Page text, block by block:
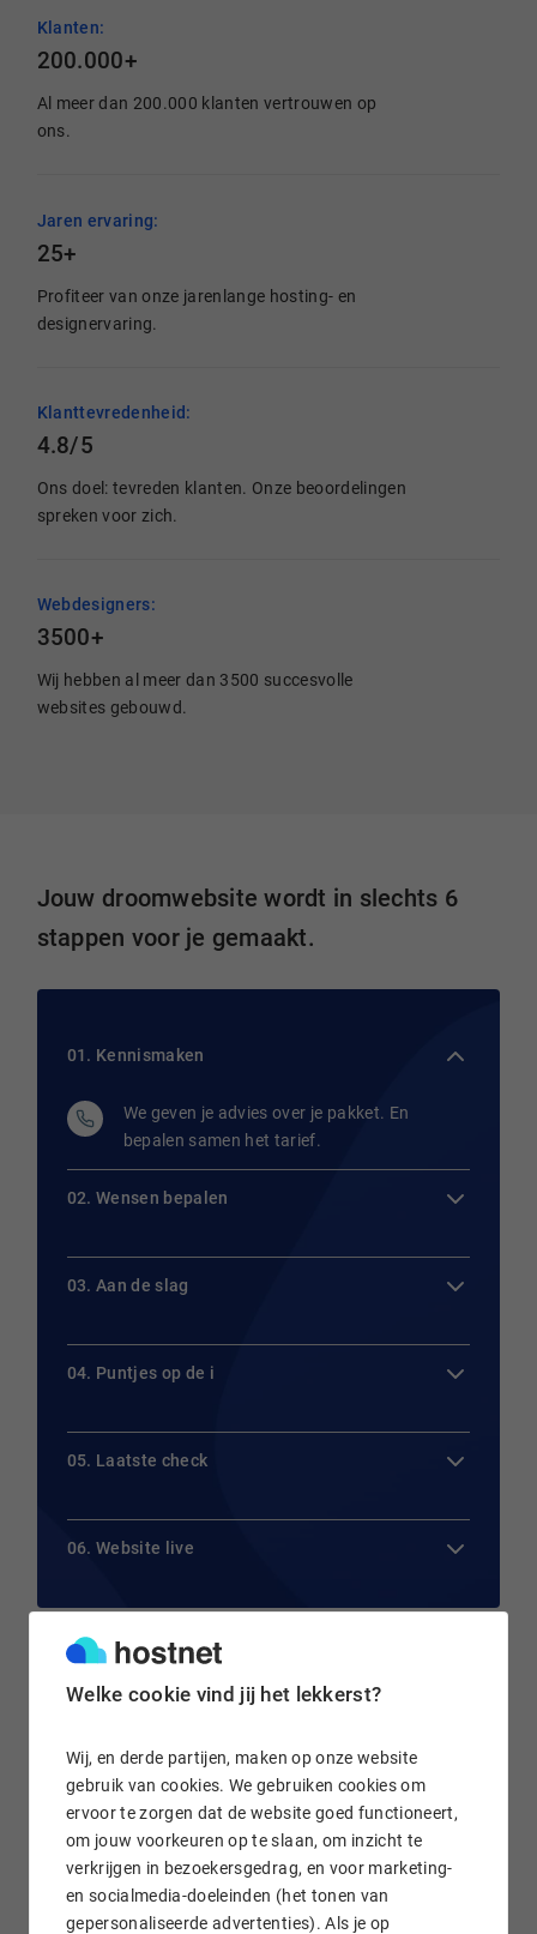
Welke cookie vind jij het lekkerst?
Wij, en derde partijen, maken op onze website
gebruik van cookies. We gebruiken cookies om
ervoor te zorgen dat de website goed functioneert,
om jouw voorkeuren op te slaan, om inzicht te
verkrijgen in bezoekersgedrag, en voor marketing-
en socialmedia-doeleinden (het tonen van
gepersonaliseerde advertenties). Als je op
Klanten:
200.000+
Al meer dan 200.000 klanten vertrouwen op
ons.
Jaren ervaring:
25+
Profiteer van onze jarenlange hosting- en
designervaring.
Klanttevredenheid:
4.8/5
Ons doel: tevreden klanten. Onze beoordelingen
spreken voor zich.
Webdesigners:
3500+
Wij hebben al meer dan 3500 succesvolle
websites gebouwd.
Jouw droomwebsite wordt in slechts 6
stappen voor je gemaakt.
01. Kennismaken
We geven je advies over je pakket. En
bepalen samen het tarief.
02. Wensen bepalen
03. Aan de slag
04. Puntjes op de i
05. Laatste check
06. Website live
Maak een afspraak
Kies het pakket dat bij jou past
Zodra je een keuze hebt gemaakt, kun je eenvoudig een
afspraak met ons maken.